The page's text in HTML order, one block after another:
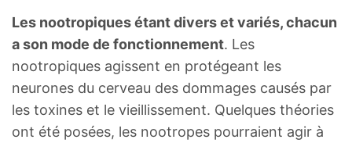
Les nootropiques étant divers et variés, chacun
a son mode de fonctionnement. Les
nootropiques agissent en protégeant les
neurones du cerveau des dommages causés par
les toxines et le vieillissement. Quelques théories
ont été posées, les nootropes pourraient agir à